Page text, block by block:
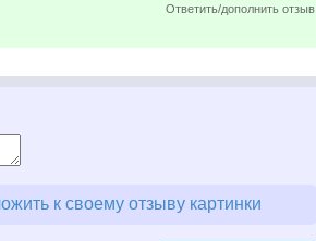
Ответить/дополнить отзыв
к своему отзыву картинки